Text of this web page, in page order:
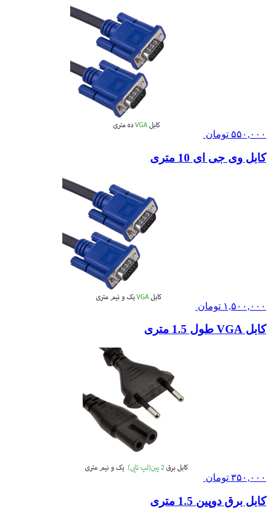
۵۵۰,۰۰۰ تومان
کابل وی جی ای 10 متری
۱,۵۰۰,۰۰۰ تومان
کابل VGA طول 1.5 متری
۳۵۰,۰۰۰ تومان
کابل برق دوپین 1.5 متری